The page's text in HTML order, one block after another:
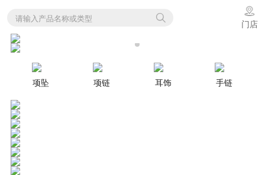
请输入产品名称或类型 门店
项坠 项链 耳饰 手链